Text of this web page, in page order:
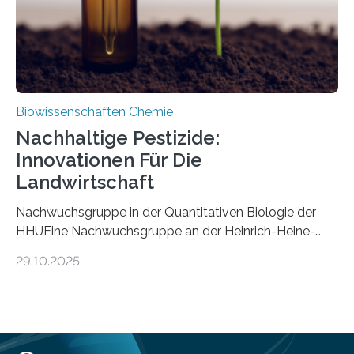
Biowissenschaften Chemie
Nachhaltige Pestizide:
Innovationen Für Die
Landwirtschaft
Nachwuchsgruppe in der Quantitativen Biologie der
HHUEine Nachwuchsgruppe an der Heinrich-Heine-
fünf Jahren erforschen, wie Bakterien auf
Insektenblume. Das Bundesministerium für Forschung,
29.10.2025